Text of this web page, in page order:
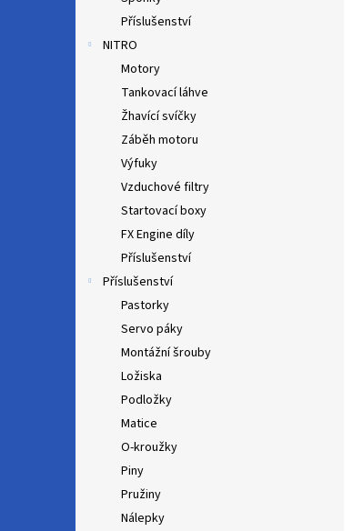
Příslušenství
NITRO
Motory
Tankovací láhve
Žhavící svíčky
Záběh motoru
Výfuky
Vzduchové filtry
Startovací boxy
FX Engine díly
Příslušenství
Příslušenství
Pastorky
Servo páky
Montážní šrouby
Ložiska
Podložky
Matice
O-kroužky
Piny
Pružiny
Nálepky